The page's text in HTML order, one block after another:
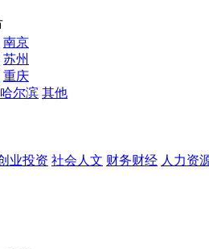
南京
苏州
重庆
哈尔滨 其他
业投资 社会人文 财务财经 人力资